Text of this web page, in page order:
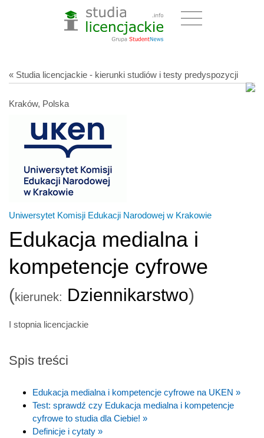
« Studia licencjackie - kierunki studiów i testy predyspozycji
Kraków, Polska
Uniwersytet Komisji Edukacji Narodowej w Krakowie
Edukacja medialna i
kompetencje cyfrowe
(kierunek: Dziennikarstwo)
I stopnia licencjackie
Spis treści
Edukacja medialna i kompetencje cyfrowe na UKEN »
Test: sprawdź czy Edukacja medialna i kompetencje
cyfrowe to studia dla Ciebie! »
Definicje i cytaty »